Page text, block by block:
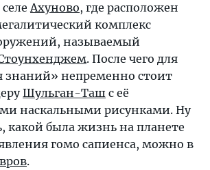
Ахуново, где расположен
комплекс
называемый
. После чего для
знаний» непременно стоит
Шульган-Таш с её
наскальными рисунками. Ну
какой была жизнь на планете
гомо сапиенса, можно в
.